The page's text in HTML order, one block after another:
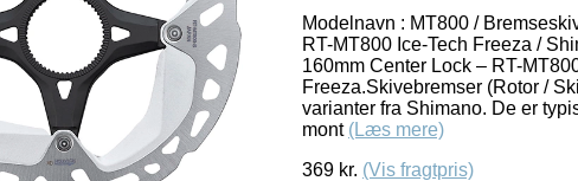
Modelnavn : MT800 /
RT-MT800 Ice-Tech Freeza /
160mm Center Lock – RT-
Freeza.Skivebremser (Rotor /
varianter fra Shimano. De er
mont (Læs mere)
369 kr. (Vis fragtpris)